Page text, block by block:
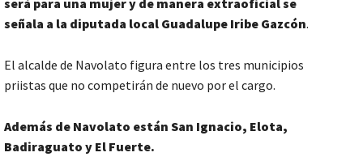
será para una mujer y de manera extraoficial se
señala a la diputada local Guadalupe Iribe Gazcón.
El alcalde de Navolato figura entre los tres municipios
priistas que no competirán de nuevo por el cargo.
Además de Navolato están San Ignacio, Elota,
Badiraguato y El Fuerte.